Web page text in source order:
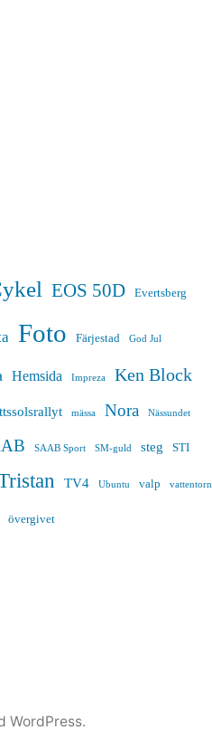
EOS 50D Evertsberg
Foto Färjestad God Jul
Hemsida Impreza Ken Block
mässa Nora Nässundet
SAAB Sport SM-guld steg STI
TV4 Ubuntu valp vattentorn
övergivet
WordPress.